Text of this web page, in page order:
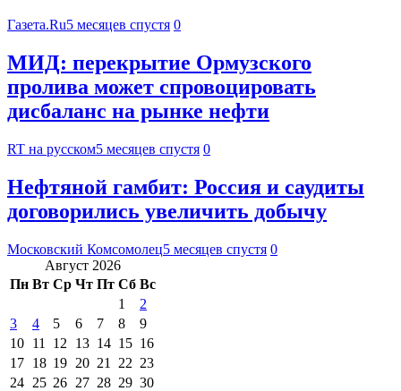
Газета.Ru5 месяцев спустя 0
МИД: перекрытие Ормузского
пролива может спровоцировать
дисбаланс на рынке нефти
RT на русском5 месяцев спустя 0
Нефтяной гамбит: Россия и саудиты
договорились увеличить добычу
Московский Комсомолец5 месяцев спустя 0
Август 2026
Пн Вт Ср Чт Пт Сб Вс
1
2
3
4 5 6 7 8
9
10 11 12 13 14 15 16
17 18 19 20 21 22 23
24 25 26 27 28 29 30